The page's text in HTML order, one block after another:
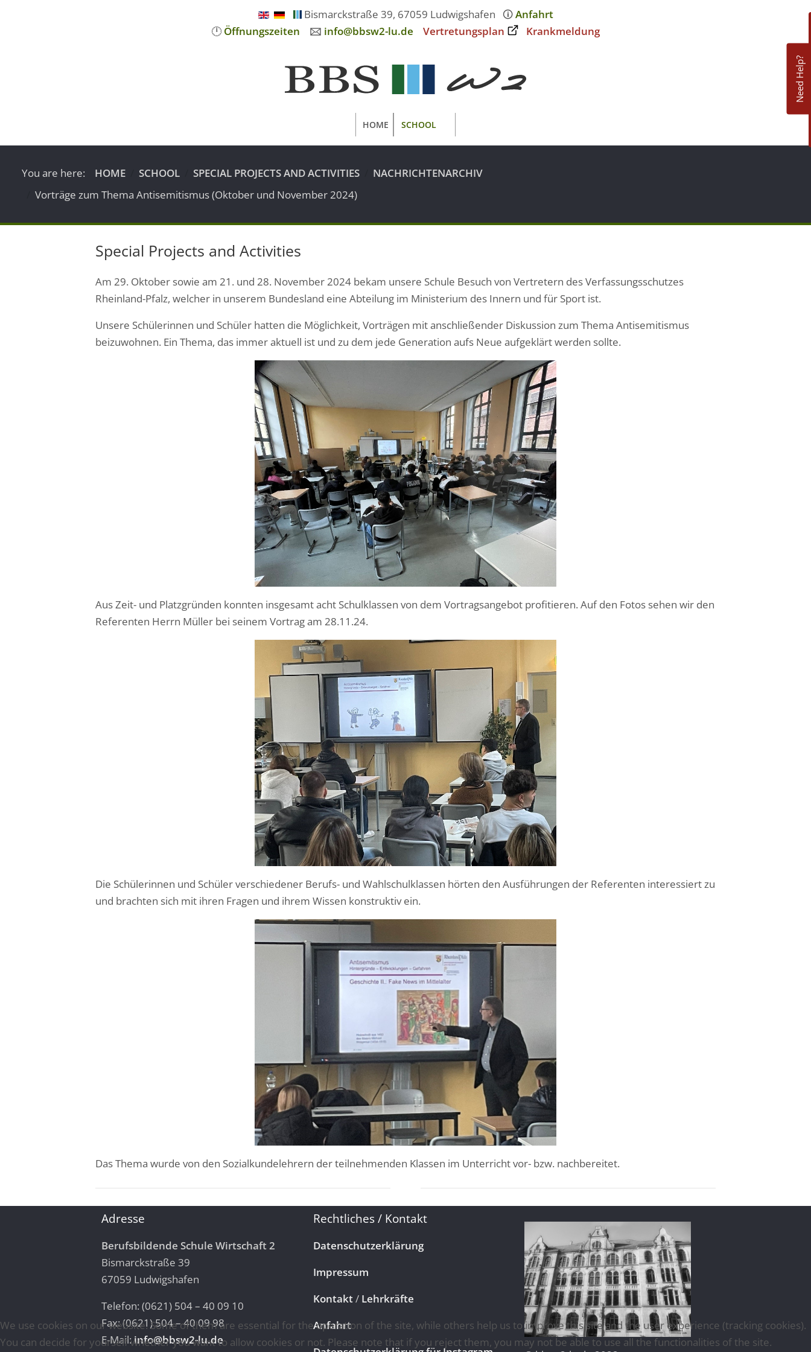
Bismarckstraße 39, 67059 Ludwigshafen 🛈Anfahrt
🕛Öffnungszeiten 🖂 info@bbsw2-lu.de Vertretungsplan Krankmeldung
Need Help?
HOME SCHOOL
You are here: HOME SCHOOL SPECIAL PROJECTS AND ACTIVITIES
NACHRICHTENARCHIV
Vorträge zum Thema Antisemitismus (Oktober und November 2024)
Special Projects and Activities
Am 29. Oktober sowie am 21. und 28. November 2024 bekam unsere Schule Besuch von Vertretern des Verfassungsschutzes
Rheinland-Pfalz, welcher in unserem Bundesland eine Abteilung im Ministerium des Innern und für Sport ist.
Unsere Schülerinnen und Schüler hatten die Möglichkeit, Vorträgen mit anschließender Diskussion zum Thema Antisemitismus
beizuwohnen. Ein Thema, das immer aktuell ist und zu dem jede Generation aufs Neue aufgeklärt werden sollte.
Aus Zeit- und Platzgründen konnten insgesamt acht Schulklassen von dem Vortragsangebot profitieren. Auf den Fotos sehen wir den
Referenten Herrn Müller bei seinem Vortrag am 28.11.24.
Die Schülerinnen und Schüler verschiedener Berufs- und Wahlschulklassen hörten den Ausführungen der Referenten interessiert zu
und brachten sich mit ihren Fragen und ihrem Wissen konstruktiv ein.
Das Thema wurde von den Sozialkundelehrern der teilnehmenden Klassen im Unterricht vor- bzw. nachbereitet.
Adresse
Berufsbildende Schule Wirtschaft 2
Bismarckstraße 39
67059 Ludwigshafen
Telefon: (0621) 504 – 40 09 10
Fax: (0621) 504 – 40 09 98
E-Mail:info@bbsw2-lu.de
Rechtliches / Kontakt
Datenschutzerklärung
Impressum
Kontakt/ Lehrkräfte
Anfahrt
We use cookies on our website. Some of them are essential for the operation of the site, while others help us to improve this site and the user experience (tracking cookies).
You can decide for yourself whether you want to allow cookies or not. Please note that if you reject them, you may not be able to use all the functionalities of the site.